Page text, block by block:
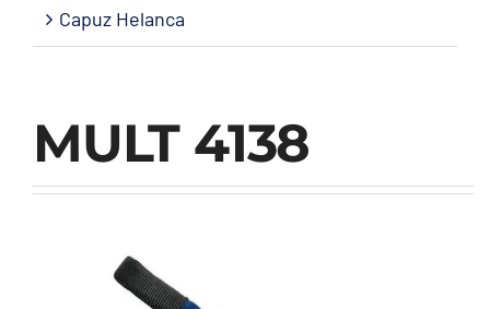
MULT 4138
Capuz Helanca